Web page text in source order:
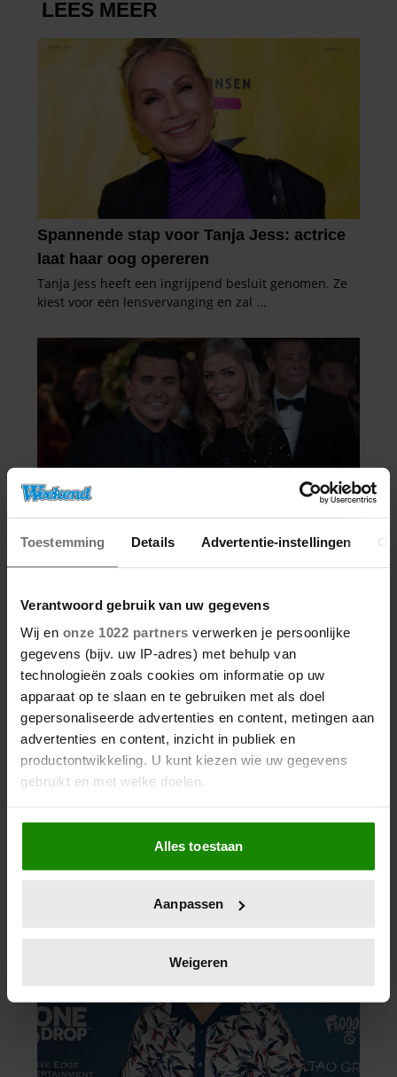
Toestemming Details Advertentie-instellingen
Verantwoord gebruik van uw gegevens
Wij en onze 1022 partners verwerken je persoonlijke
gegevens (bijv. uw IP-adres) met behulp van
technologieën zoals cookies om informatie op uw
apparaat op te slaan en te gebruiken met als doel
gepersonaliseerde advertenties en content, metingen aan
advertenties en content, inzicht in publiek en
productontwikkeling. U kunt kiezen wie uw gegevens
gebruikt en met welke doelen.
Als u het toestaat, willen we ook graag:
Informatie verzamelen over uw geografische
locatie, die tot een paar meter nauwkeurig kan zijn
scannen op specifieke eigenschappen (fingerprinting)
verwerkt en stel uw voorkeuren in het
intrekken in de Cookieverklaring.
We gebruiken cookies om content en advertenties te
personaliseren, om functies voor social media te bieden
Alles toestaan
Aanpassen
Weigeren